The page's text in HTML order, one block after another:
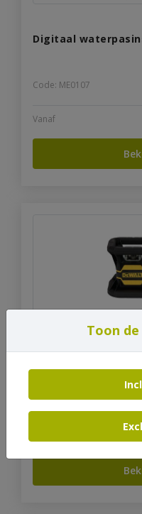
Digitaal
Code: ME0107
Vanaf
Statief hoogte-
Code: ME0199-10535
Toon